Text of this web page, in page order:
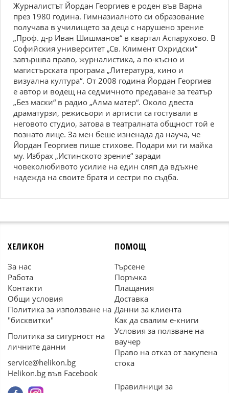
Журналистът Йордан Георгиев е роден във Варна
през 1980 година. Гимназиалното си образование
получава в училището за деца с нарушено зрение
„Проф. д-р Иван Шишманов“ в квартал Аспарухово. В
Софийския университет „Св. Климент Охридски“
завършва право, журналистика, а по-късно и
магистърската програма „Литература, кино и
визуална култура“. От 2008 година Йордан Георгиев
е автор и водещ на седмичното предаване за театър
„Без маски“ в радио „Алма матер“. Около двеста
драматурзи, режисьори и артисти са гостували в
неговото студио, затова в театралната общност той е
познато лице. За мен беше изненада да науча, че
Йордан Георгиев пише стихове. Подари ми ги майка
му. Избрах „Истинското зрение“ заради
човеколюбивото усилие на един сляп да вдъхне
надежда на своите братя и сестри по съдба.
ХЕЛИКОН
За нас
Работа
Контакти
Общи условия
Политика за използване на
"бисквитки"
Политика за сигурност на
личните данни
service@helikon.bg
Helikon.bg във Facebook
ПОМОЩ
Търсене
Поръчка
Плащания
Доставка
Данни за клиента
Как да свалим е-книги
Условия за ползване на
ваучер
Право на отказ от закупена
стока
Правилници за